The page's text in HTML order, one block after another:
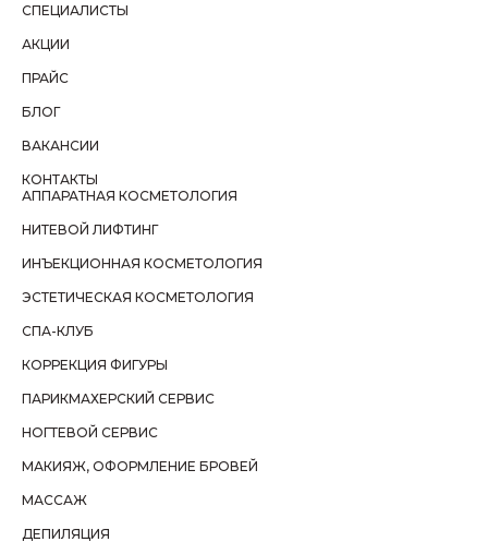
СПЕЦИАЛИСТЫ
АКЦИИ
ПРАЙС
БЛОГ
ВАКАНСИИ
КОНТАКТЫ
АППАРАТНАЯ КОСМЕТОЛОГИЯ
НИТЕВОЙ ЛИФТИНГ
ИНЪЕКЦИОННАЯ КОСМЕТОЛОГИЯ
ЭСТЕТИЧЕСКАЯ КОСМЕТОЛОГИЯ
СПА-КЛУБ
КОРРЕКЦИЯ ФИГУРЫ
ПАРИКМАХЕРСКИЙ СЕРВИС
НОГТЕВОЙ СЕРВИС
МАКИЯЖ, ОФОРМЛЕНИЕ БРОВЕЙ
МАССАЖ
ДЕПИЛЯЦИЯ